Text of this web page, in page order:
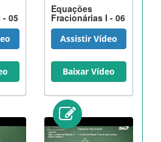
- 05
Equações
Fracionárias I - 06
Assistir Vídeo
Baixar Vídeo